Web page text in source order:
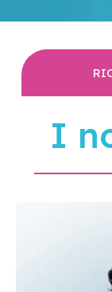
I